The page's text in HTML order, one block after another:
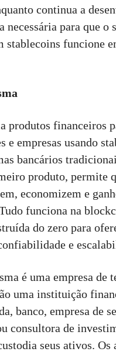
continua a
necessária para que o
stablecoins funcione
produtos financeiros
e empresas usando
bancários
produto, permite
economizem e
funciona na
do zero para
e
é uma empresa de
uma instituição
banco, empresa de
consultora de
seus ativos. Os